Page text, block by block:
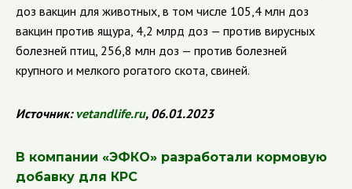
доз вакцин для животных, в том числе 105,4 млн доз
вакцин против ящура, 4,2 млрд доз — против вирусных
болезней птиц, 256,8 млн доз — против болезней
крупного и мелкого рогатого скота, свиней.
Источник:vetandlife.ru, 06.01.2023
В компании «ЭФКО» разработали кормовую
добавку для КРС